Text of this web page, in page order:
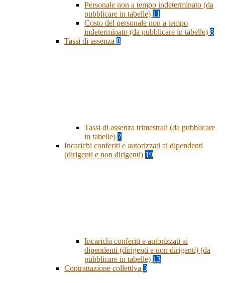
Personale non a tempo indeterminato (da
pubblicare in tabelle) 11
Costo del personale non a tempo
indeterminato (da pubblicare in tabelle) 8
Tassi di assenza 8
Tassi di assenza trimestrali (da pubblicare
in tabelle) 7
Incarichi conferiti e autorizzati ai dipendenti
(dirigenti e non dirigenti) 19
Incarichi conferiti e autorizzati ai
dipendenti (dirigenti e non dirigenti) (da
pubblicare in tabelle) 13
Contrattazione collettiva 3